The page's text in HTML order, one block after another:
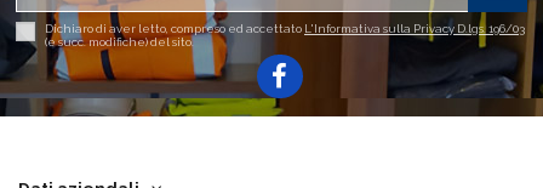
Dichiaro di aver letto, compreso ed accettato L'Informativa sulla Privacy D.lgs. 196/03
(e succ. modifiche) del sito.